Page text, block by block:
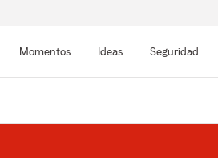
Momentos Ideas Seguridad